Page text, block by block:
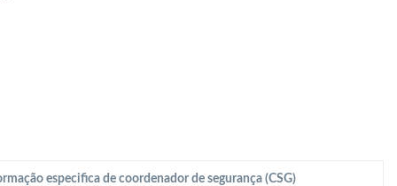
especifica de coordenador de segurança (CSG)